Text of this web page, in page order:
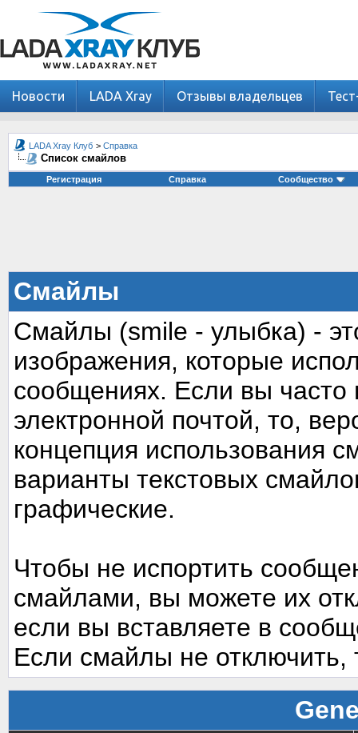
Новости LADA Xray Отзывы владельцев
LADA Xray Клуб > Справка
Список смайлов
Регистрация Справка Сообщество
Смайлы
Смайлы (smile - улыбка) -
изображения, которые
сообщениях. Если вы часто
электронной почтой, то,
концепция использования
варианты текстовых
графические.
Чтобы не испортить
смайлами, вы можете их
если вы вставляете в
Если смайлы не отключить,